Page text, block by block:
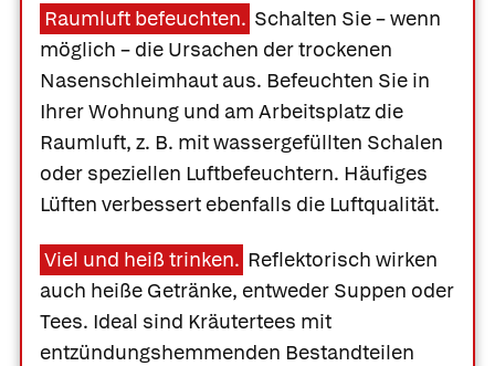
Raumluft befeuchten. Schalten Sie – wenn
möglich – die Ursachen der trockenen
Nasenschleimhaut aus. Befeuchten Sie in
Ihrer Wohnung und am Arbeitsplatz die
Raumluft, z. B. mit wassergefüllten Schalen
oder speziellen Luftbefeuchtern. Häufiges
Lüften verbessert ebenfalls die Luftqualität.
Viel und heiß trinken. Reflektorisch wirken
auch heiße Getränke, entweder Suppen oder
Tees. Ideal sind Kräutertees mit
entzündungshemmenden Bestandteilen